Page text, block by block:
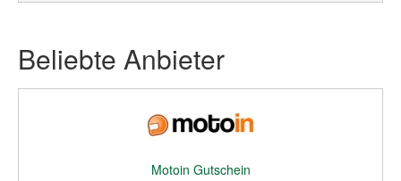
Beliebte Anbieter
Motoin Gutschein